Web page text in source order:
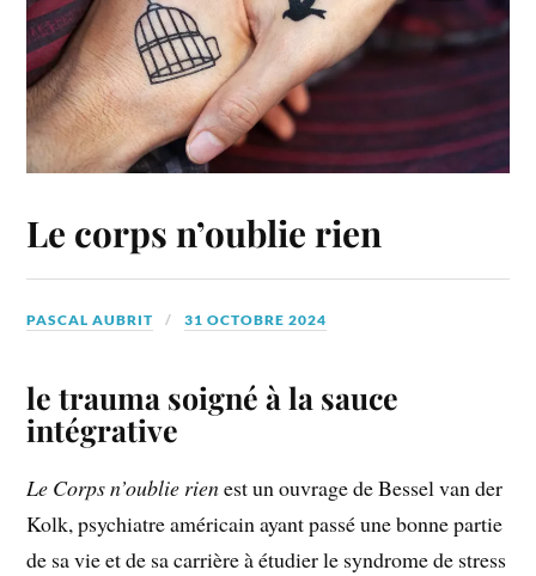
Le corps n’oublie rien
PASCAL AUBRIT 31 OCTOBRE 2024
le trauma soigné à la sauce
intégrative
Le Corps n’oublie rienest un ouvrage de Bessel van der
Kolk, psychiatre américain ayant passé une bonne partie
de sa vie et de sa carrière à étudier le syndrome de stress